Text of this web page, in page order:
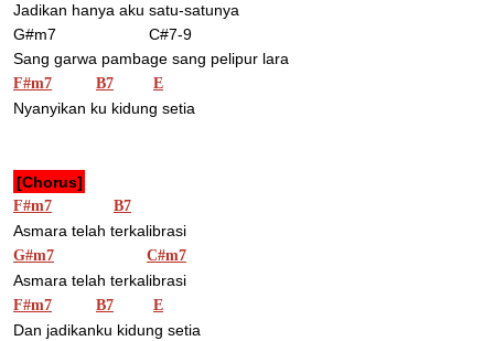
Jadikan hanya aku satu-satunya
G#m7                     C#7-9
Sang garwa pambage sang pelipur lara
F#m7 B7 E
Nyanyikan ku kidung setia
[Chorus]
F#m7 B7
Asmara telah terkalibrasi
G#m7 C#m7
Asmara telah terkalibrasi
F#m7 B7 E
Dan jadikanku kidung setia